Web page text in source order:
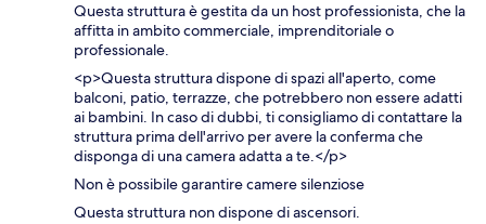
Questa struttura è gestita da un host professionista, che la
affitta in ambito commerciale, imprenditoriale o
professionale.
<p>Questa struttura dispone di spazi all'aperto, come
balconi, patio, terrazze, che potrebbero non essere adatti
ai bambini. In caso di dubbi, ti consigliamo di contattare la
struttura prima dell'arrivo per avere la conferma che
disponga di una camera adatta a te.</p>
Non è possibile garantire camere silenziose
Questa struttura non dispone di ascensori.